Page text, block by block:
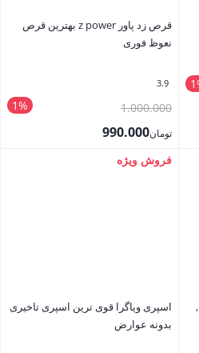
قرص زد پاور z power بهترین قرص
نعوظ فوری
3.9
1% 1.000.000قیمت
اصلی
تومان990.000
قیمت
بستن
فروش ویژه
اسپری ویاگرا قوی ترین اسپری تاخیری
بدونه عوارض